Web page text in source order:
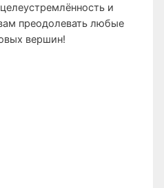
и
преодолевать любые
вершин!